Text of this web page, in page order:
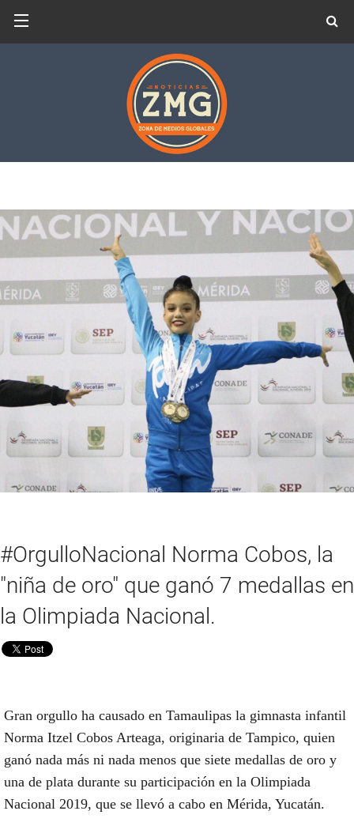
#OrgulloNacional Norma Cobos, la
"niña de oro" que ganó 7 medallas en
la Olimpiada Nacional.
Gran orgullo ha causado en Tamaulipas la gimnasta infantil
Norma Itzel Cobos Arteaga, originaria de Tampico, quien
ganó nada más ni nada menos que siete medallas de oro y
una de plata durante su participación en la Olimpiada
Nacional 2019, que se llevó a cabo en Mérida, Yucatán.